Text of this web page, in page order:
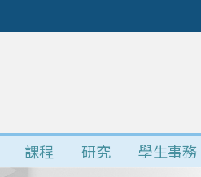
課程 研究 學生事務